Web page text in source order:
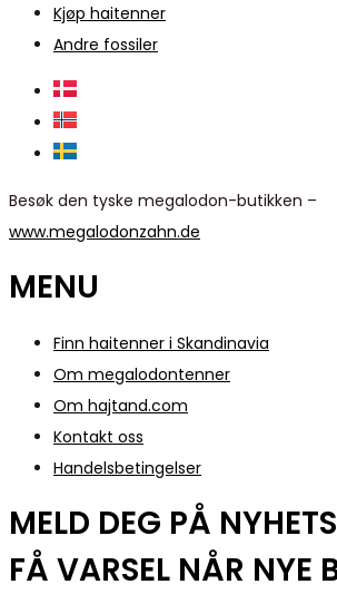
Kjøp haitenner
Andre fossiler
Besøk den tyske megalodon-butikken –
www.megalodonzahn.de
MENU
Finn haitenner i Skandinavia
Om megalodontenner
Om hajtand.com
Kontakt oss
Handelsbetingelser
MELD DEG PÅ
FÅ VARSEL NÅR NYE